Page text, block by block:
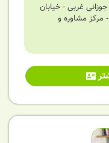
غربی - خیابان
همکف - مرکز مشاوره و